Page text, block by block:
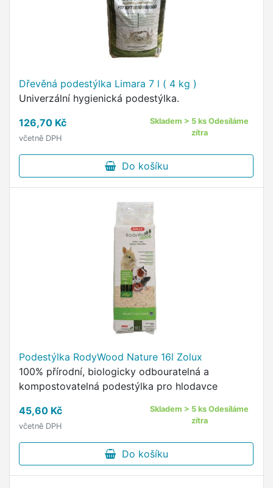
Dřevěná podestýlka Limara 7 l ( 4 kg )
Univerzální hygienická podestýlka.
126,70 Kč
včetně DPH
Skladem > 5 ks Odesíláme
zítra
Do košíku
Podestýlka RodyWood Nature 16l Zolux
100% přírodní, biologicky odbouratelná a
kompostovatelná podestýlka pro hlodavce
45,60 Kč
včetně DPH
Skladem > 5 ks Odesíláme
zítra
Do košíku